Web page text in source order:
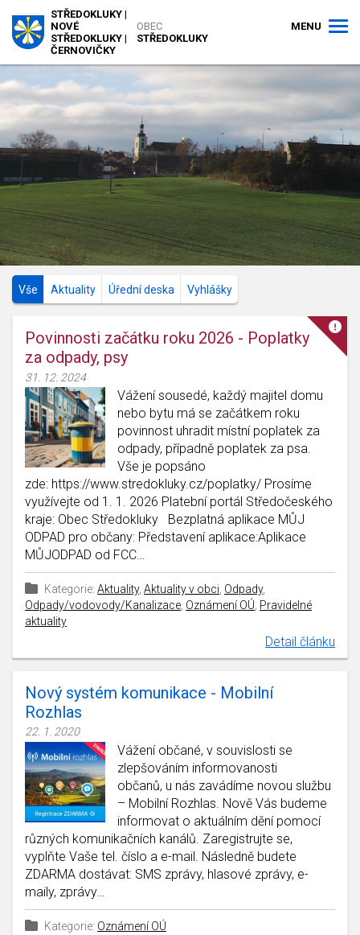
OBEC
STŘEDOKLUKY
STŘEDOKLUKY |
NOVÉ
STŘEDOKLUKY |
ČERNOVIČKY
MENU
Vše Aktuality Úřední deska Vyhlášky
Povinnosti začátku roku 2026 - Poplatky
za odpady, psy
31. 12. 2024
Vážení sousedé, každý majitel domu
nebo bytu má se začátkem roku
povinnost uhradit místní poplatek za
odpady, případně poplatek za psa.
Vše je popsáno
zde: https://www.stredokluky.cz/poplatky/ Prosíme
využívejte od 1. 1. 2026 Platební portál Středočeského
kraje: Obec Středokluky Bezplatná aplikace MŮJ
ODPAD pro občany: Představení aplikace:Aplikace
MŮJODPAD od FCC…
Kategorie: Aktuality, Aktuality v obci Odpady,
Odpady/vodovody/Kanalizace Oznámení OÚ Pravidelné
aktuality
Detail článku
Nový systém komunikace - Mobilní
Rozhlas
22. 1. 2020
Vážení občané, v souvislosti se
zlepšováním informovanosti
občanů, u nás zavádíme novou službu
– Mobilní Rozhlas. Nově Vás budeme
informovat o aktuálním dění pomocí
různých komunikačních kanálů. Zaregistrujte se,
vyplňte Vaše tel. číslo a e-mail. Následně budete
ZDARMA dostávat: SMS zprávy, hlasové zprávy, e-
maily, zprávy…
Kategorie: Oznámení OÚ